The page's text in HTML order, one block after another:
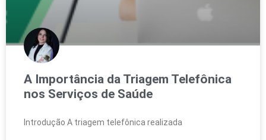
A Importância da Triagem Telefônica
nos Serviços de Saúde
Introdução A triagem telefônica realizada